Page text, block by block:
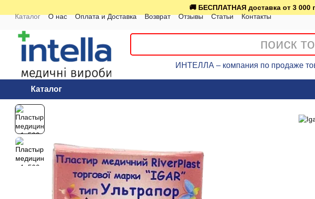
🚚 БЕСПЛАТНАЯ доставка от 3 000
Каталог
О нас Оплата и Доставка Возврат Отзывы Статьи Контакты
ИНТЕЛЛА – компания по продаже
Каталог